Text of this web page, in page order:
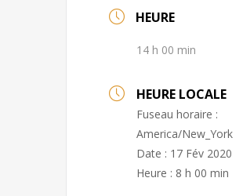
HEURE
14 h 00 min
HEURE LOCALE
Fuseau horaire :
America/New_York
Date : 17 Fév 2020
Heure : 8 h 00 min